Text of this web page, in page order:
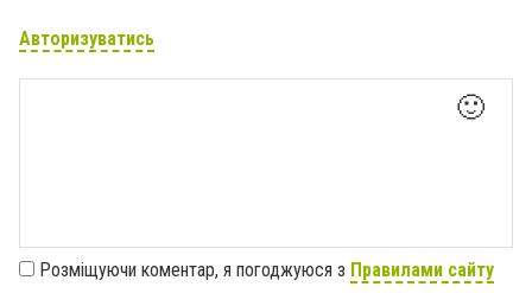
Авторизуватись
🙂
Розміщуючи коментар, я погоджуюся з Правилами сайту